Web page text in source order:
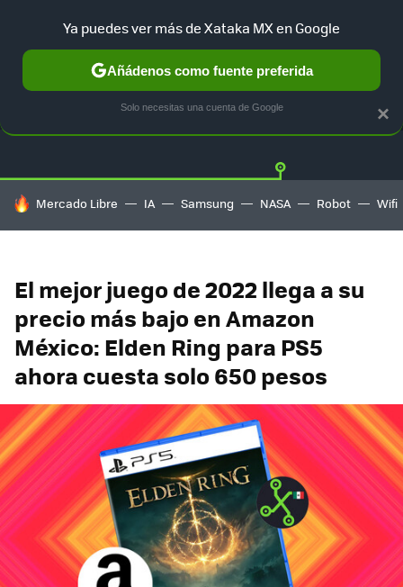
GUÍA DE COMPRAS MERCADO LIBRE
HOY SE HABLA DE
Mercado Libre IA Samsung NASA Robot Wifi
El mejor juego de 2022 llega a su
precio más bajo en Amazon
México: Elden Ring para PS5
ahora cuesta solo 650 pesos
×
Ya puedes ver más de Xataka MX en Google
Añádenos como fuente preferida
Solo necesitas una cuenta de Google